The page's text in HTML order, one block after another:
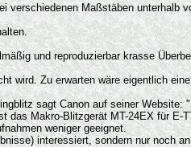
Maßstäben unterhalb
und reproduzierbar krasse
wird. Zu erwarten wäre eigentlich
sagt Canon auf seiner Website:
das Makro-Blitzgerät MT-24EX für E-
weniger geeignet.
interessiert, sondern nur noch